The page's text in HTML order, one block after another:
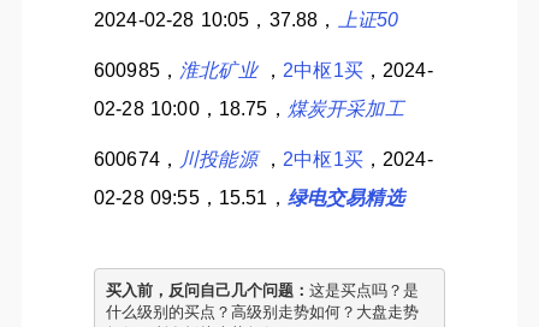
2024-02-28 10:05，37.88，
上证50
600985， 淮北矿业 ， 2中枢1买，2024-
02-28 10:00，18.75， 煤炭开采加工
600674， 川投能源 ， 2中枢1买，2024-
02-28 09:55，15.51， 绿电交易精选
买入前，反问自己几个问题：这是买点吗？是
什么级别的买点？高级别走势如何？大盘走势